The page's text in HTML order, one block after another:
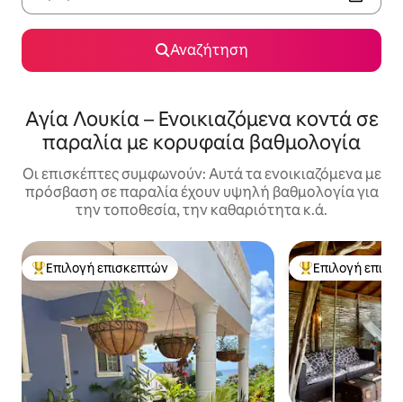
Αναζήτηση
Αγία Λουκία – Ενοικιαζόμενα κοντά σε
παραλία με κορυφαία βαθμολογία
Οι επισκέπτες συμφωνούν: Αυτά τα ενοικιαζόμενα με
πρόσβαση σε παραλία έχουν υψηλή βαθμολογία για
την τοποθεσία, την καθαριότητα κ.ά.
Κορυφαία επιλογή επισκεπτών
Επιλογή επισκεπτών Κορυφαία
Επιλογή